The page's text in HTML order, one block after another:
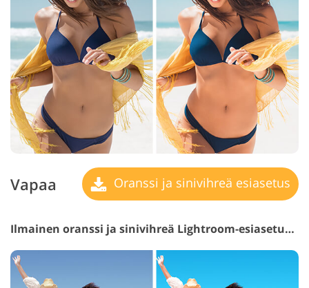
Vapaa Oranssi ja sinivihreä esiasetus
Ilmainen oranssi ja sinivihreä Lightroom-esiasetus #8 "Darken"